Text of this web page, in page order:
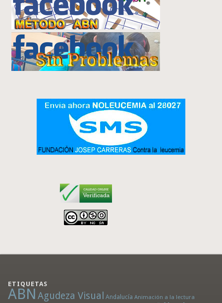
ETIQUETAS
ABN Agudeza Visual Andalucía Animación a la lectura